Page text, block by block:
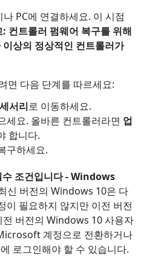
PC에 연결하세요. 이 시점
: 컨트롤러 펌웨어 복구를 위해
상의 정상적인 컨트롤러가
면 다음 단계를 따르세요:
서리로 이동하세요.
세요. 올바른 컨트롤러라면 업
합니다.
구하세요.
조건입니다 - Windows
신 버전의 Windows 10은 다
필요하지 않지만 이전 버전
버전의 Windows 10 사용자
계정으로 전환하거나
로그인해야 할 수 있습니다.